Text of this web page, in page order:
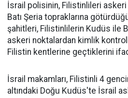
İsrail polisinin, Filistinlileri
Batı Şeria topraklarına
şahitleri, Filistinlilerin Kudüs ile
askeri noktalardan kimlik
Filistin kentlerine geçtiklerini
İsrail makamları, Filistinli 4
altındaki Doğu Kudüs'te İsrail